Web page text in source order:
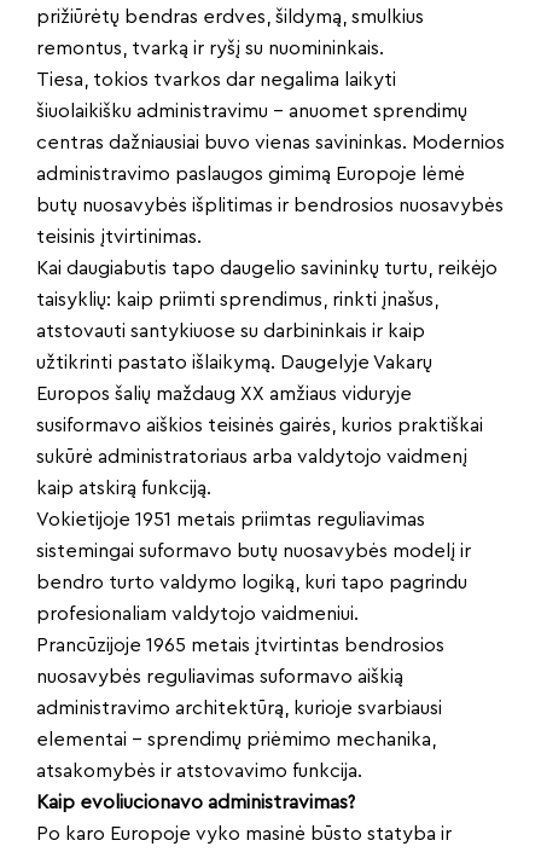
prižiūrėtų bendras erdves, šildymą, smulkius
remontus, tvarką ir ryšį su nuomininkais.
Tiesa, tokios tvarkos dar negalima laikyti
šiuolaikišku administravimu – anuomet sprendimų
centras dažniausiai buvo vienas savininkas. Modernios
administravimo paslaugos gimimą Europoje lėmė
butų nuosavybės išplitimas ir bendrosios nuosavybės
teisinis įtvirtinimas.
Kai daugiabutis tapo daugelio savininkų turtu, reikėjo
taisyklių: kaip priimti sprendimus, rinkti įnašus,
atstovauti santykiuose su darbininkais ir kaip
užtikrinti pastato išlaikymą. Daugelyje Vakarų
Europos šalių maždaug XX amžiaus viduryje
susiformavo aiškios teisinės gairės, kurios praktiškai
sukūrė administratoriaus arba valdytojo vaidmenį
kaip atskirą funkciją.
Vokietijoje 1951 metais priimtas reguliavimas
sistemingai suformavo butų nuosavybės modelį ir
bendro turto valdymo logiką, kuri tapo pagrindu
profesionaliam valdytojo vaidmeniui.
Prancūzijoje 1965 metais įtvirtintas bendrosios
nuosavybės reguliavimas suformavo aiškią
administravimo architektūrą, kurioje svarbiausi
elementai – sprendimų priėmimo mechanika,
atsakomybės ir atstovavimo funkcija.
Kaip evoliucionavo administravimas?
Po karo Europoje vyko masinė būsto statyba ir